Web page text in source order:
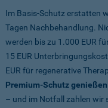
Im Basis-Schutz erstatten
Tagen Nachbehandlung.
werden bis zu 1.000 EUR
15 EUR
EUR für regenerative
Premium-Schutz
– und im Notfall zahlen wir